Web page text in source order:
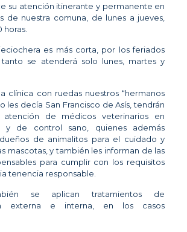
su atención itinerante y permanente en
de nuestra comuna, de lunes a jueves,
horas.
es más corta, por los feriados
se atenderá solo lunes, martes y
clínica con ruedas nuestros “hermanos
les decía San Francisco de Asís, tendrán
atención de médicos veterinarios en
y de control sano, quienes además
de animalitos para el cuidado y
mascotas, y también les informan de las
para cumplir con los requisitos
tenencia responsable.
se aplican tratamientos de
externa e interna, en los casos